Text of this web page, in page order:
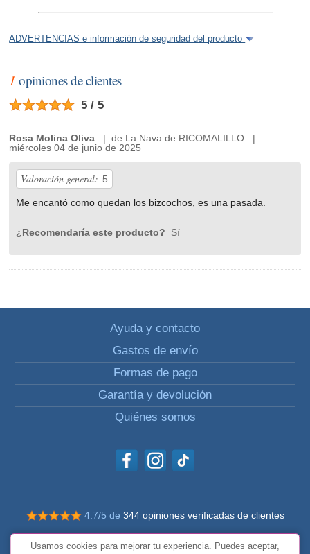
ADVERTENCIAS e información de seguridad del producto
1 opiniones de clientes
5 / 5
Rosa Molina Oliva | de La Nava de RICOMALILLO |
miércoles 04 de junio de 2025
Valoración general: 5
Me encantó como quedan los bizcochos, es una pasada.
¿Recomendaría este producto? Sí
Ayuda y contacto
Gastos de envío
Formas de pago
Garantía y devolución
Quiénes somos
4.7/5 de 344 opiniones verificadas de clientes
© Todos los derechos reservados Impulsivos
Usamos cookies para mejorar tu experiencia. Puedes aceptar,